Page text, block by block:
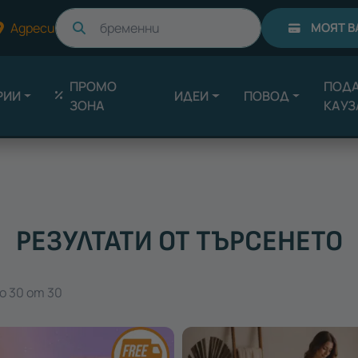
Адреси Търси МОЯТ
ПРОМО
ЗОНА
ИДЕИ ПОВОД
РЕЗУЛТАТИ ОТ ТЪРСЕНЕТО
30 от 30